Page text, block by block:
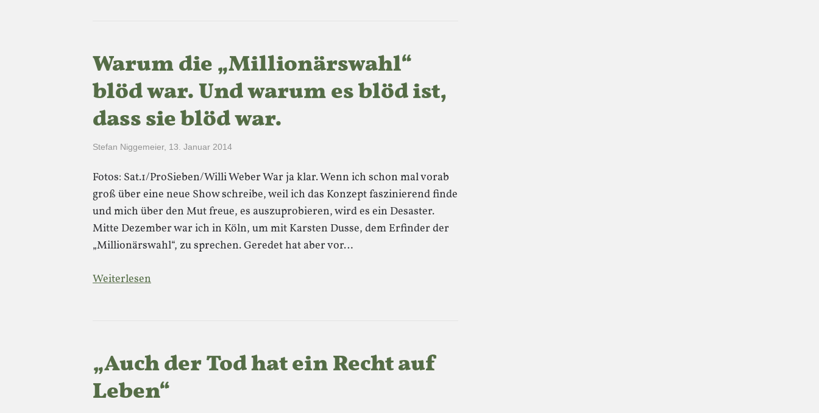
Warum die „Millionärswahl“
blöd war. Und warum es blöd ist,
dass sie blöd war.
Stefan Niggemeier, 13. Januar 2014
Fotos: Sat.1/ProSieben/Willi Weber War ja klar. Wenn ich schon mal vorab
groß über eine neue Show schreibe, weil ich das Konzept faszinierend finde
und mich über den Mut freue, es auszuprobieren, wird es ein Desaster.
Mitte Dezember war ich in Köln, um mit Karsten Dusse, dem Erfinder der
„Millionärswahl“, zu sprechen. Geredet hat aber vor…
Weiterlesen
„Auch der Tod hat ein Recht auf
Leben“